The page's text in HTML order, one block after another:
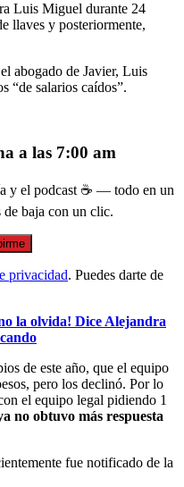
Luis Miguel durante 24
llaves y posteriormente,
abogado de Javier, Luis
“de salarios caídos”.
a las 7:00 am
y el podcast ☕ — todo en un
de baja con un clic.
privacidad. Puedes darte de
la olvida! Dice Alejandra
de este año, que el equipo
pero los declinó. Por lo
el equipo legal pidiendo 1
no obtuvo más respuesta
fue notificado de la